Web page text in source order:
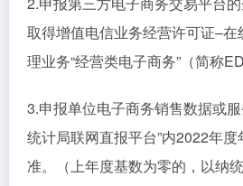
取得增值电信业务经营许可证–
理业务“经营类电子商务”（简称
3.申报单位电子商务销售数据或
统计局联网直报平台”内2022年
准。（上年度基数为零的，以纳